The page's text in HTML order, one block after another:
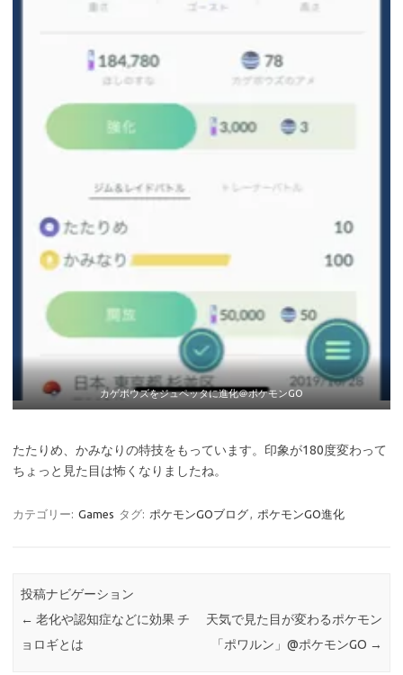
カゲボウズをジュペッタに進化＠ポケモンGO
たたりめ、かみなりの特技をもっています。印象が180度変わって
ちょっと見た目は怖くなりましたね。
カテゴリー: Games タグ: ポケモンGOブログ, ポケモンGO進化
投稿ナビゲーション
← 老化や認知症などに効果 チ
ョロギとは
天気で見た目が変わるポケモン
「ポワルン」@ポケモンGO →